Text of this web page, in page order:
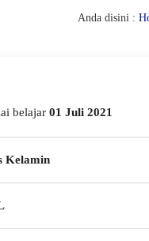
Anda disini :
belajar 01 Juli 2021
Kelamin